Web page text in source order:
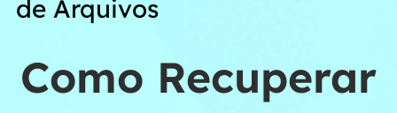
de Arquivos
Como Recuperar